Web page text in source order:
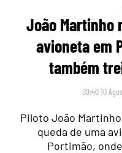
João Martinho
avioneta em
também
09:40 10
Piloto João
queda de uma
Portimão,